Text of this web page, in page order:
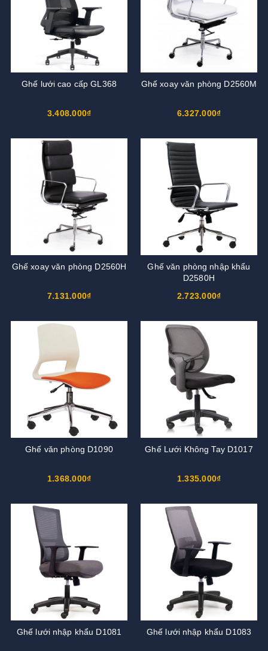
Ghế lưới cao cấp GL368
3.408.000₫
Ghế xoay văn phòng D2560M
6.327.000₫
Ghế xoay văn phòng D2560H
7.131.000₫
Ghế văn phòng nhập khẩu
D2580H
2.723.000₫
Ghế văn phòng D1090
1.368.000₫
Ghế Lưới Không Tay D1017
1.335.000₫
Ghế lưới nhập khẩu D1081 Ghế lưới nhập khẩu D1083